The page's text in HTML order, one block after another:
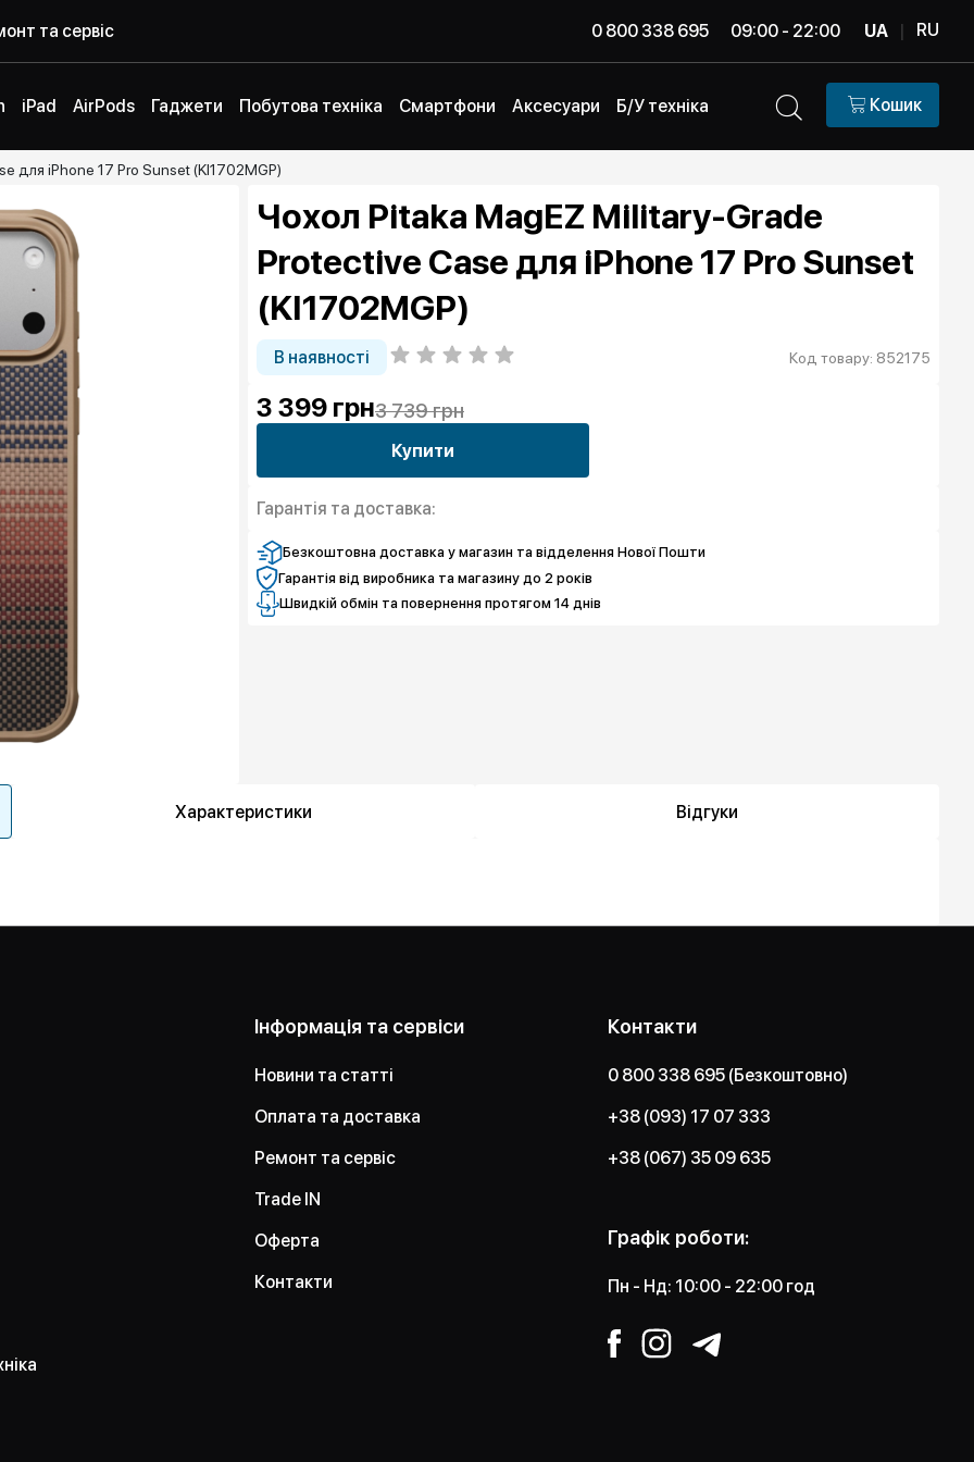
та сервіс 0 800 338 695 09:00 - 22:00 UA | RU
iPad AirPods Гаджети Побутова техніка Смартфони Аксесуари Б/У техніка Кошик
для iPhone 17 Pro Sunset (KI1702MGP)
Чохол Pitaka MagEZ Military-Grade
Protective Case для iPhone 17 Pro Sunset
(KI1702MGP)
В наявності Код товару: 852175
3 399 грн3 739 грн
Купити
Гарантія та доставка:
Безкоштовна доставка у магазин та відделення Нової Пошти
Гарантія від виробника та магазину до 2 років
Швидкій обмін та повернення протягом 14 днів
Характеристики Відгуки
Інформація та сервіси
Новини та статті
Оплата та доставка
Ремонт та сервіс
Trade IN
Оферта
Контакти
Контакти
0 800 338 695 (Безкоштовно)
+38 (093) 17 07 333
+38 (067) 35 09 635
Графік роботи:
Пн - Нд: 10:00 - 22:00 год